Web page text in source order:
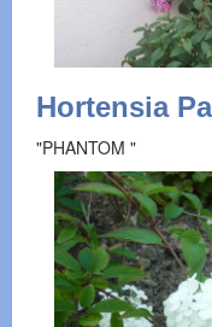
Hortensia
"PHANTOM "